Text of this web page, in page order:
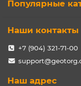
Популярные
Наши контакты
+7 (904) 321-71-00
Наш адрес